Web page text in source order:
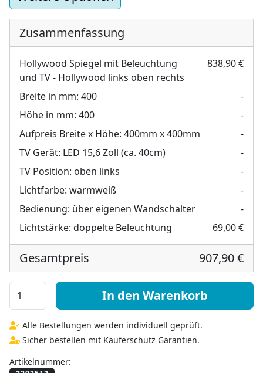
Zusammenfassung
Hollywood Spiegel mit Beleuchtung
und TV - Hollywood links oben rechts
838,90 €
Breite in mm: 400
-
Höhe in mm: 400
-
Aufpreis Breite x Höhe: 400mm x 400mm
-
TV Gerät: LED 15,6 Zoll (ca. 40cm)
-
TV Position: oben links
-
Lichtfarbe: warmweiß
-
Bedienung: über eigenen Wandschalter
-
Lichtstärke: doppelte Beleuchtung 69,00 €
Gesamtpreis 907,90 €
Hollywood Spiegel mit Beleuchtung und TV - Hollywood
In den Warenkorb
Alle Bestellungen werden individuell geprüft.
Sicher bestellen mit Käuferschutz Garantien.
Artikelnummer: